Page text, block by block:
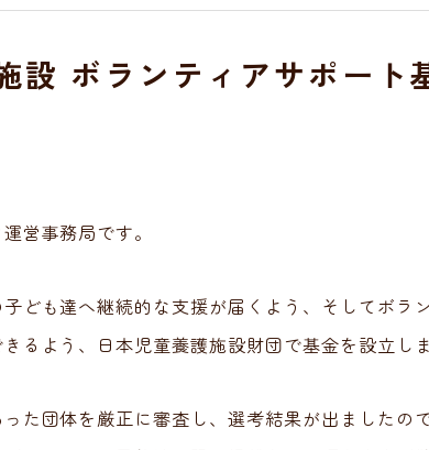
設 ボランティアサポート
営事務局です。
ども達へ継続的な支援が届くよう、そしてボラ
るよう、日本児童養護施設財団で基金を設立しま
た団体を厳正に審査し、選考結果が出ましたの